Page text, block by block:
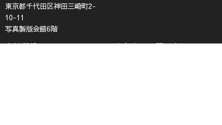
東京都千代田区神田三崎町2-
10-11
写真製版会館6階